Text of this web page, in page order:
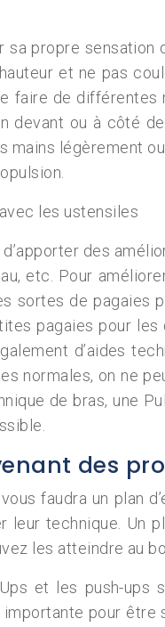
propre sensation
et ne pas
faire de
devant ou à côté
mains légèrement
les ustensiles
des
etc. Pour
sortes de pagaies
pagaies pour
d’aides
normales, on ne
de bras, une
des
faudra un plan
leur technique. Un
les atteindre au
et les push-
pour être